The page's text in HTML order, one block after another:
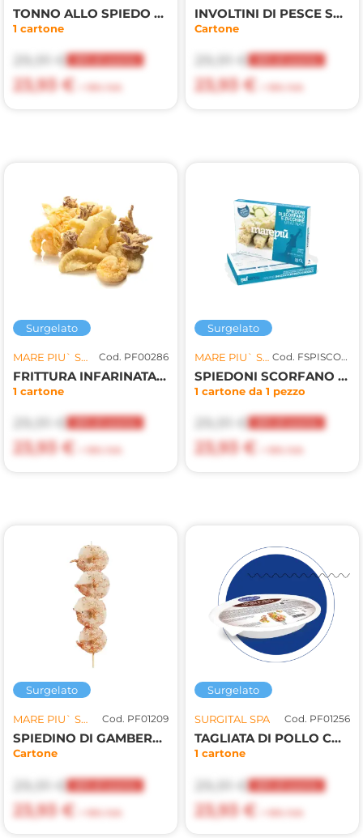
TONNO ALLO SPIEDO PANKO ALLA MEDIT.28pzX70gr(MP)
1 cartone
29,91 €
23,93 €
INVOLTINI DI PESCE SPADA GRATINATI 70gr 2kg(MP)
Cartone
29,91 €
23,93 €
Surgelato
MARE PIU` SRL Cod. PF00286
FRITTURA INFARINATA PREFRITTA CALAM/MAZZ. 3kg(MP)
1 cartone
29,91 €
23,93 €
Surgelato
MARE PIU` SRL Cod. FSPISCO003
SPIEDONI SCORFANO ZUCCHINE 40gr 2.8kg
1 cartone da 1 pezzo
29,91 €
23,93 €
Surgelato
MARE PIU` SRL Cod. PF01209
SPIEDINO DI GAMBERO ARGENTINO GRAT.
Cartone
20% di sconto
29,91 €
23,93 €
Surgelato
SURGITAL SPA Cod. PF01256
TAGLIATA DI POLLO CON ORZO/VERDURE
1 cartone
20% di sconto
29,91 €
23,93 €